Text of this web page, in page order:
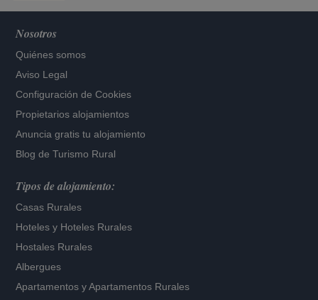
Nosotros
Quiénes somos
Aviso Legal
Configuración de Cookies
Propietarios alojamientos
Anuncia gratis tu alojamiento
Blog de Turismo Rural
Tipos de alojamiento:
Casas Rurales
Hoteles y Hoteles Rurales
Hostales Rurales
Albergues
Apartamentos yApartamentos Rurales